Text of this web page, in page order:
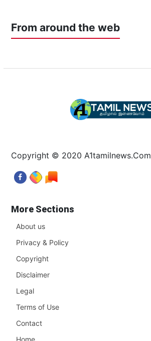
From around the web
Copyright © 2020 A1tamilnews.Com
More Sections
About us
Privacy & Policy
Copyright
Disclaimer
Legal
Terms of Use
Contact
Home